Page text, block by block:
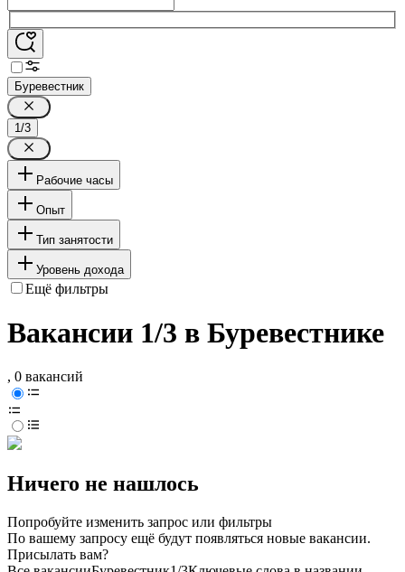
Буревестник
1/3
Рабочие часы
Опыт
Тип занятости
Уровень дохода
Ещё фильтры
Вакансии 1/3 в Буревестнике
, 0 вакансий
Ничего не нашлось
Попробуйте изменить запрос или фильтры
По вашему запросу ещё будут появляться новые вакансии.
Присылать вам?